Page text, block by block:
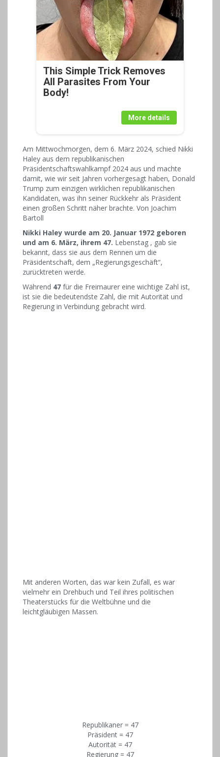
This Simple Trick Removes
All Parasites From Your
Body!
More details
Am Mittwochmorgen, dem 6. März 2024, schied Nikki
Haley aus dem republikanischen
Präsidentschaftswahlkampf 2024 aus und machte
damit, wie wir seit Jahren vorhergesagt haben, Donald
Trump zum einzigen wirklichen republikanischen
Kandidaten, was ihn seiner Rückkehr als Präsident
einen großen Schritt näher brachte. Von Joachim
Bartoll
Nikki Haley wurde am 20. Januar 1972 geboren
und am 6. März, ihrem 47. Lebenstag , gab sie
bekannt, dass sie aus dem Rennen um die
Präsidentschaft, dem „Regierungsgeschäft“,
zurücktreten werde.
Während 47 für die Freimaurer eine wichtige Zahl ist,
ist sie die bedeutendste Zahl, die mit Autorität und
Regierung in Verbindung gebracht wird.
Mit anderen Worten, das war kein Zufall, es war
vielmehr ein Drehbuch und Teil ihres politischen
Theaterstücks für die Weltbühne und die
leichtgläubigen Massen.
Republikaner = 47
Präsident = 47
Autorität = 47
Regierung = 47